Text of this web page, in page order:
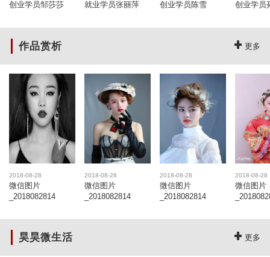
创业学员邹莎莎 就业学员张丽萍 创业学员陈雪 创业学员
作品赏析 更多
2018-08-28
微信图片
_2018082814
2018-08-28
微信图片
_2018082814
2018-08-28
微信图片
_2018082814
2018-08-28
微信图片
昊昊微生活 更多